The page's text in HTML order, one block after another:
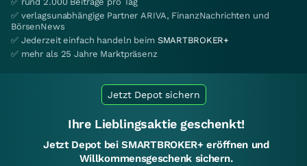
✅ verlagsunabhängige Partner ARIVA, FinanzNachrichten und
BörsenNews
✅ Jederzeit einfach handeln beim SMARTBROKER+
✅ mehr als 25 Jahre Marktpräsenz
Jetzt Depot sichern
Ihre Lieblingsaktie geschenkt!
Jetzt Depot bei SMARTBROKER+ eröffnen und
Willkommensgeschenk sichern.